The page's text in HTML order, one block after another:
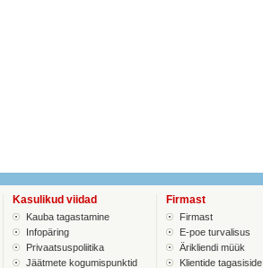
Kasulikud viidad
Kauba tagastamine
Infopäring
Privaatsuspoliitika
Jäätmete kogumispunktid
Firmast
Firmast
E-poe turvalisus
Ärikliendi müük
Klientide tagasiside